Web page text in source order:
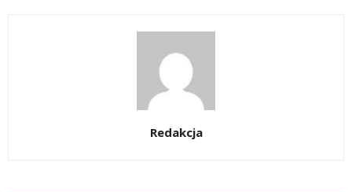
Redakcja